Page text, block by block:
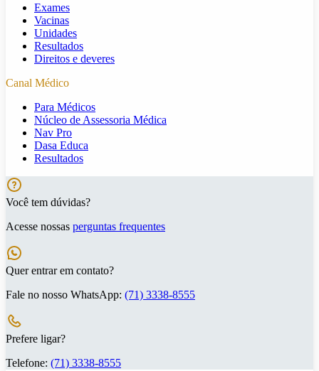
Exames
Vacinas
Unidades
Resultados
Direitos e deveres
Canal Médico
Para Médicos
Núcleo de Assessoria Médica
Nav Pro
Dasa Educa
Resultados
Você tem dúvidas?
Acesse nossas perguntas frequentes
Quer entrar em contato?
Fale no nosso WhatsApp: (71) 3338-8555
Prefere ligar?
Telefone: (71) 3338-8555